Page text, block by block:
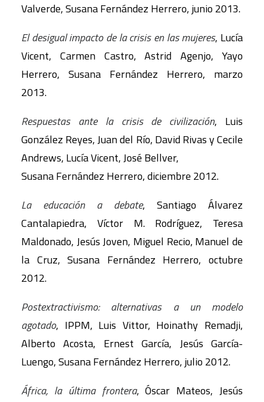
Valverde, Susana Fernández Herrero, junio 2013.
El desigual impacto de la crisis en las mujeres, Lucía
Vicent, Carmen Castro, Astrid Agenjo, Yayo
Herrero, Susana Fernández Herrero, marzo
2013.
Respuestas ante la crisis de civilización, Luis
González Reyes, Juan del Río, David Rivas y Cecile
Andrews, Lucía Vicent, José Bellver,
Susana Fernández Herrero, diciembre 2012.
La educación a debate, Santiago Álvarez
Cantalapiedra, Víctor M. Rodríguez, Teresa
Maldonado, Jesús Joven, Miguel Recio, Manuel de
la Cruz, Susana Fernández Herrero, octubre
2012.
Postextractivismo: alternativas a un modelo
agotado, IPPM, Luis Vittor, Hoinathy Remadji,
Alberto Acosta, Ernest García, Jesús García-
Luengo, Susana Fernández Herrero, julio 2012.
África, la última frontera, Óscar Mateos, Jesús